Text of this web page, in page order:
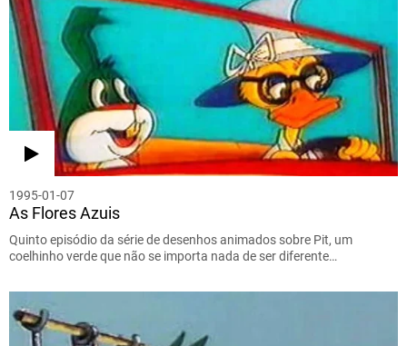
1995-01-07
As Flores Azuis
Quinto episódio da série de desenhos animados sobre Pit, um
coelhinho verde que não se importa nada de ser diferente…